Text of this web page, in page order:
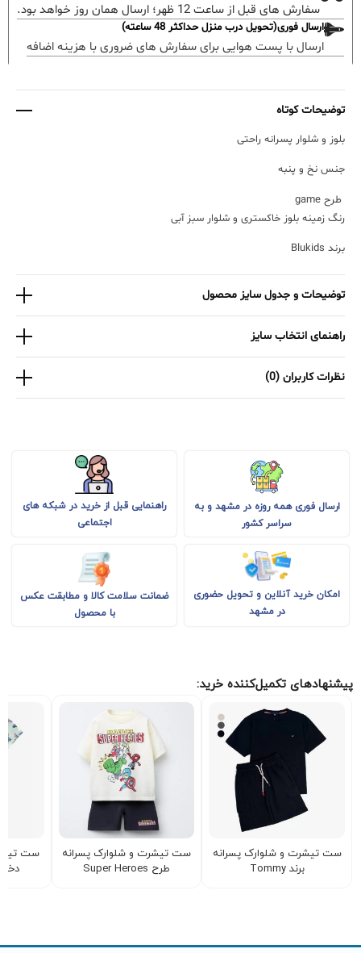
سفارش های قبل از ساعت 12 ظهر؛ ارسال همان روز خواهد بود.
ارسال فوری(تحویل درب منزل حداکثر 48 ساعته)
ارسال با پست هوایی برای سفارش های ضروری با هزینه اضافه
توضیحات کوتاه
بلوز و شلوار پسرانه راحتی
جنس نخ و پنبه
طرح game
رنگ زمینه بلوز خاکستری و شلوار سبز آبی
برند Blukids
توضیحات و جدول سایز محصول
راهنمای انتخاب سایز
نظرات کاربران (0)
ارسال فوری همه روزه در مشهد و به
سراسر کشور
راهنمایی قبل از خرید در شبکه های
اجتماعی
امکان خرید آنلاین و تحویل حضوری
در مشهد
ضمانت سلامت کالا و مطابقت عکس
با محصول
پیشنهادهای تکمیل‌کننده خرید:
ست تیشرت و شلوارک پسرانه
برند Tommy
ست تیشرت و شلوارک پسرانه
طرح Super Heroes
ست